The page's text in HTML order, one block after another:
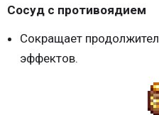
Сосуд с противоядием
Сокращает
эффектов.